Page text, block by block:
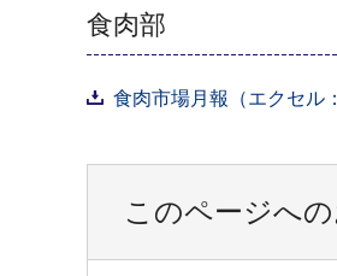
食肉部
食肉市場月報（エクセル
このページへ